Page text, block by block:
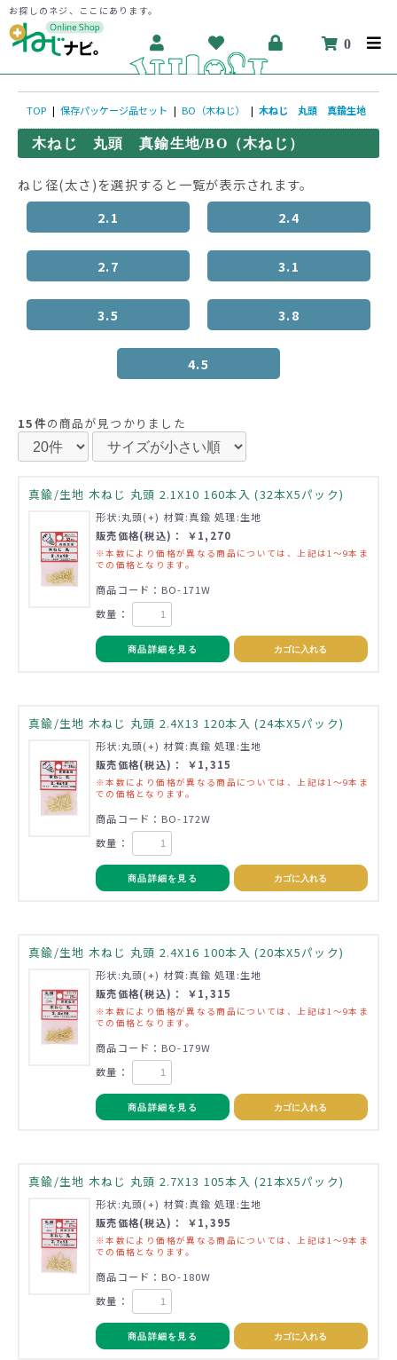
お探しのネジ、ここにあります。
0
TOP | 保存パッケージ品セット | BO（木ねじ） | 木ねじ 丸頭 真鍮生地
木ねじ 丸頭 真鍮生地/BO（木ねじ）
ねじ径(太さ)を選択すると一覧が表示されます。
2.1
2.4
2.7 3.1
3.5 3.8
4.5
15件の商品が見つかりました
真鍮/生地 木ねじ 丸頭 2.1X10 160本入 (32本X5パック)
形状:丸頭(+) 材質:真鍮 処理:生地
販売価格(税込)： ￥1,270
※本数により価格が異なる商品については、上記は1～9本ま
での価格となります。
商品コード：BO-171W
数量：
商品詳細を見る カゴに入れる
真鍮/生地 木ねじ 丸頭 2.4X13 120本入 (24本X5パック)
形状:丸頭(+) 材質:真鍮 処理:生地
販売価格(税込)： ￥1,315
※本数により価格が異なる商品については、上記は1～9本ま
での価格となります。
商品コード：BO-172W
数量：
商品詳細を見る カゴに入れる
真鍮/生地 木ねじ 丸頭 2.4X16 100本入 (20本X5パック)
形状:丸頭(+) 材質:真鍮 処理:生地
販売価格(税込)： ￥1,315
※本数により価格が異なる商品については、上記は1～9本ま
での価格となります。
商品コード：BO-179W
数量：
商品詳細を見る カゴに入れる
真鍮/生地 木ねじ 丸頭 2.7X13 105本入 (21本X5パック)
形状:丸頭(+) 材質:真鍮 処理:生地
販売価格(税込)： ￥1,395
※本数により価格が異なる商品については、上記は1～9本ま
での価格となります。
商品コード：BO-180W
数量：
商品詳細を見る カゴに入れる